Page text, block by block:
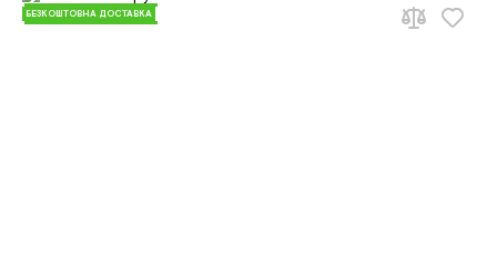
БЕЗКОШТОВНА ДОСТАВКА